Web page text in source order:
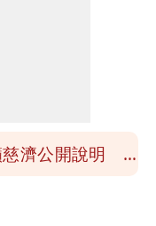
警！陸警機率最
慈濟公開說明